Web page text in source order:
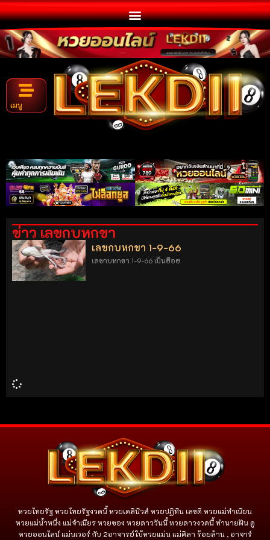
เมนู
ข่าว เลขกบหกขา
เลขกบหกขา 1-9-66
เลขกบหกขา 1-9-66 เป็นฮือฮ
หวยไทยรัฐ หวยไทยรัฐงวดนี้ หวยเดลินิวส์ หวยปฏิทิน เลขดี หวยแม่ทำเนียน
หวยแม่น้ำหนึ่ง แม่จําเนียร หวยซอง หวยลาววันนี้ หวยลาวงวดนี้ ทำนายฝัน ดู
หวยออนไลน์ แม่นเวอร์ กับ 2อาจารย์ใบ้หวยแม่น แม่ศิลา ร้อยล้าน , อาจาร์